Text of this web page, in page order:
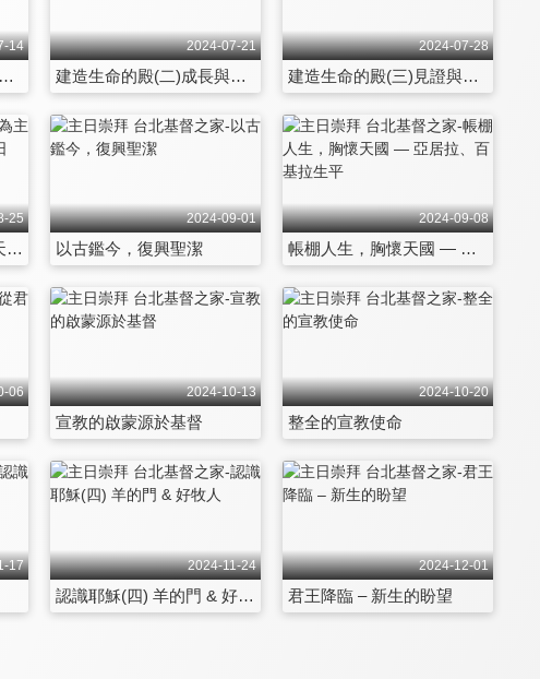
14
殿(一)敬拜與同在
2024-07-21
建造生命的殿(二)成長與事奉
2024-07-28
建造生命的殿(三)見證與傳揚
25
為主贏得下一代 – 2024天聲主日
2024-09-01
以古鑑今，復興聖潔
2024-09-08
帳棚人生，胸懷天國 — 亞居拉、百基拉生平
06 2024-10-13
宣教的啟蒙源於基督
2024-10-20
整全的宣教使命
17 2024-11-24
認識耶穌(四) 羊的門 & 好牧人
2024-12-01
君王降臨 – 新生的盼望